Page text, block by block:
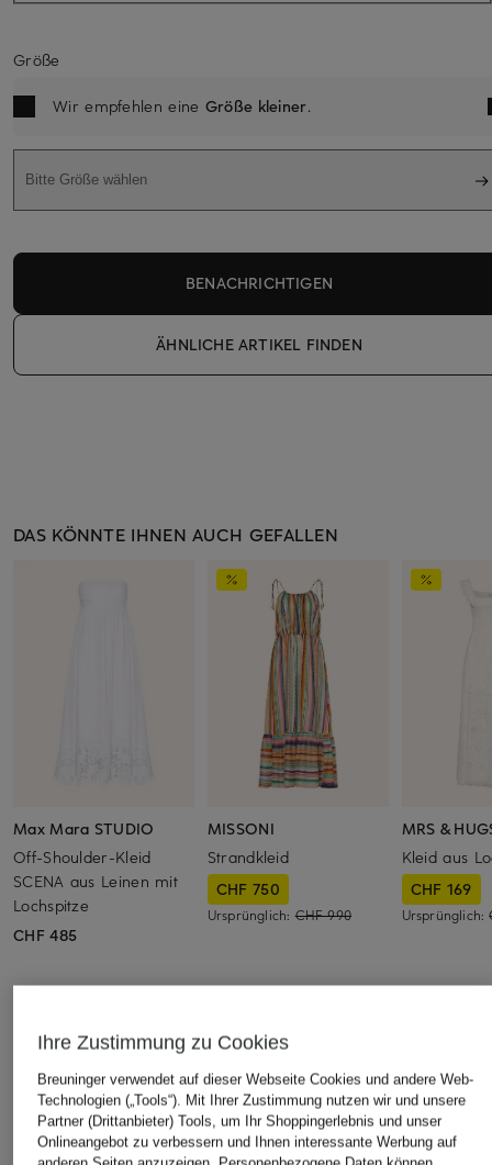
Größe
Wir empfehlen eine Größe kleiner.
Bitte Größe wählen
BENACHRICHTIGEN
ÄHNLICHE ARTIKEL FINDEN
DAS KÖNNTE IHNEN AUCH GEFALLEN
Max Mara STUDIO
Off-Shoulder-Kleid
SCENA aus Leinen mit
Lochspitze
CHF 485
MISSONI
Strandkleid
CHF 750
Ursprünglich:CHF 990
MRS &
Kleid aus
CHF 169
Ursprünglich:
ÄHNLICHE ARTIKEL ENTDECKEN
Ihre Zustimmung zu Cookies
Breuninger verwendet auf dieser Webseite Cookies und andere Web-
Technologien („Tools“). Mit Ihrer Zustimmung nutzen wir und unsere
Partner (Drittanbieter) Tools, um Ihr Shoppingerlebnis und unser
Onlineangebot zu verbessern und Ihnen interessante Werbung auf